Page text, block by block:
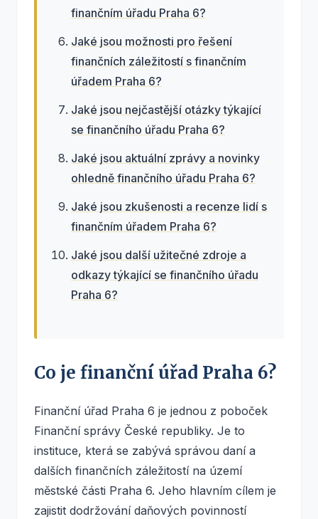
finančním úřadu Praha 6?
Jaké jsou možnosti pro řešení
finančních záležitostí s finančním
úřadem Praha 6?
Jaké jsou nejčastější otázky týkající
se finančního úřadu Praha 6?
Jaké jsou aktuální zprávy a novinky
ohledně finančního úřadu Praha 6?
Jaké jsou zkušenosti a recenze lidí s
finančním úřadem Praha 6?
Jaké jsou další užitečné zdroje a
odkazy týkající se finančního úřadu
Praha 6?
Co je finanční úřad Praha 6?
Finanční úřad Praha 6 je jednou z poboček
Finanční správy České republiky. Je to
instituce, která se zabývá správou daní a
dalších finančních záležitostí na území
městské části Praha 6. Jeho hlavním cílem je
zajistit dodržování daňových povinností